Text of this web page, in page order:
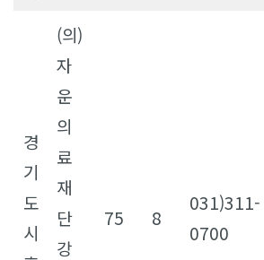
경
기
도
시
(의)
자
운
의
료
재
단
강
75 8
031)311-
0700